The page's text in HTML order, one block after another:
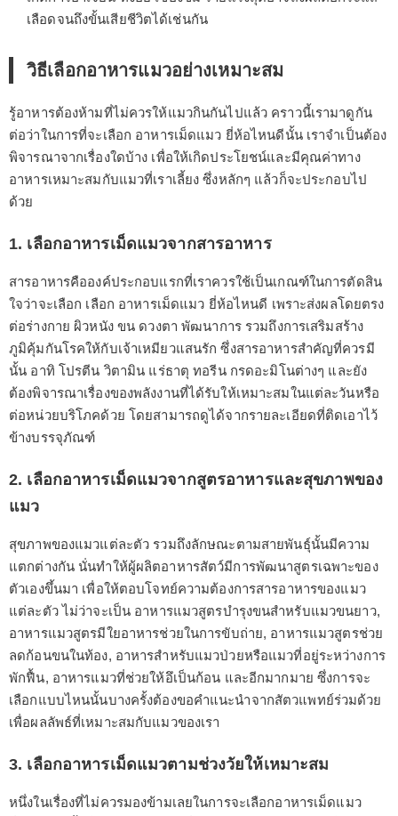
เลือดจนถึงขั้นเสียชีวิตได้เช่นกัน
วิธีเลือกอาหารแมวอย่างเหมาะสม
รู้อาหารต้องห้ามที่ไม่ควรให้แมวกินกันไปแล้ว คราวนี้เรามาดูกัน
ต่อว่าในการที่จะเลือก อาหารเม็ดแมว ยี่ห้อไหนดีนั้น เราจำเป็นต้อง
พิจารณาจากเรื่องใดบ้าง เพื่อให้เกิดประโยชน์และมีคุณค่าทาง
อาหารเหมาะสมกับแมวที่เราเลี้ยง ซึ่งหลักๆ แล้วก็จะประกอบไป
ด้วย
1. เลือกอาหารเม็ดแมวจากสารอาหาร
สารอาหารคือองค์ประกอบแรกที่เราควรใช้เป็นเกณฑ์ในการตัดสิน
ใจว่าจะเลือก เลือก อาหารเม็ดแมว ยี่ห้อไหนดี เพราะส่งผลโดยตรง
ต่อร่างกาย ผิวหนัง ขน ดวงตา พัฒนาการ รวมถึงการเสริมสร้าง
ภูมิคุ้มกันโรคให้กับเจ้าเหมียวแสนรัก ซึ่งสารอาหารสำคัญที่ควรมี
นั้น อาทิ โปรตีน วิตามิน แร่ธาตุ ทอรีน กรดอะมิโนต่างๆ และยัง
ต้องพิจารณาเรื่องของพลังงานที่ได้รับให้เหมาะสมในแต่ละวันหรือ
ต่อหน่วยบริโภคด้วย โดยสามารถดูได้จากรายละเอียดที่ติดเอาไว้
ข้างบรรจุภัณฑ์
2. เลือกอาหารเม็ดแมวจากสูตรอาหารและสุขภาพของ
แมว
สุขภาพของแมวแต่ละตัว รวมถึงลักษณะตามสายพันธุ์นั้นมีความ
แตกต่างกัน นั่นทำให้ผู้ผลิตอาหารสัตว์มีการพัฒนาสูตรเฉพาะของ
ตัวเองขึ้นมา เพื่อให้ตอบโจทย์ความต้องการสารอาหารของแมว
แต่ละตัว ไม่ว่าจะเป็น อาหารแมวสูตรบำรุงขนสำหรับแมวขนยาว,
อาหารแมวสูตรมีใยอาหารช่วยในการขับถ่าย, อาหารแมวสูตรช่วย
ลดก้อนขนในท้อง, อาหารสำหรับแมวป่วยหรือแมวที่อยู่ระหว่างการ
พักฟื้น, อาหารแมวที่ช่วยให้อึเป็นก้อน และอีกมากมาย ซึ่งการจะ
เลือกแบบไหนนั้นบางครั้งต้องขอคำแนะนำจากสัตวแพทย์ร่วมด้วย
เพื่อผลลัพธ์ที่เหมาะสมกับแมวของเรา
3. เลือกอาหารเม็ดแมวตามช่วงวัยให้เหมาะสม
หนึ่งในเรื่องที่ไม่ควรมองข้ามเลยในการจะเลือกอาหารเม็ดแมว